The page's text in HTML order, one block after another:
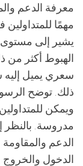
معرفة الدعم
مهمًا
يشير إلى
الهبوط أكثر من
سعري يميل إليه
ذلك. توضح
ويمكن
مدروسة. بالنظر
الدعم
الدخول